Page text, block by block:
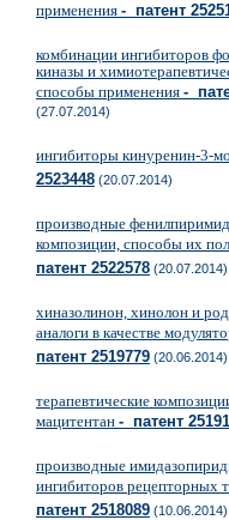
применения - патент
комбинации ингибиторов
киназы и
способы применения -
(27.07.2014)
ингибиторы кинуренин-3-
2523448 (20.07.2014)
производные
композиции, способы их
патент 2522578 (20.07.2014)
хиназолинон, хинолон и
аналоги в качестве
патент 2519779 (20.06.2014)
терапевтические
мацитентан - патент
производные
ингибиторов рецепторных
патент 2518089 (10.06.2014)